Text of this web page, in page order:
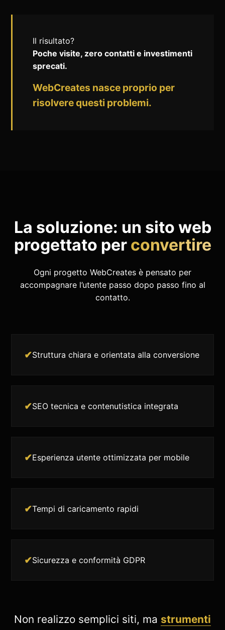
Il risultato?
Poche visite, zero contatti e investimenti
sprecati.
WebCreates nasce proprio per
risolvere questi problemi.
La soluzione: un sito web
progettato per convertire
Ogni progetto WebCreates è pensato per
accompagnare l’utente passo dopo passo fino al
contatto.
✔Struttura chiara e orientata alla conversione
✔SEO tecnica e contenutistica integrata
✔Esperienza utente ottimizzata per mobile
✔Tempi di caricamento rapidi
✔Sicurezza e conformità GDPR
Non realizzo semplici siti, ma strumenti